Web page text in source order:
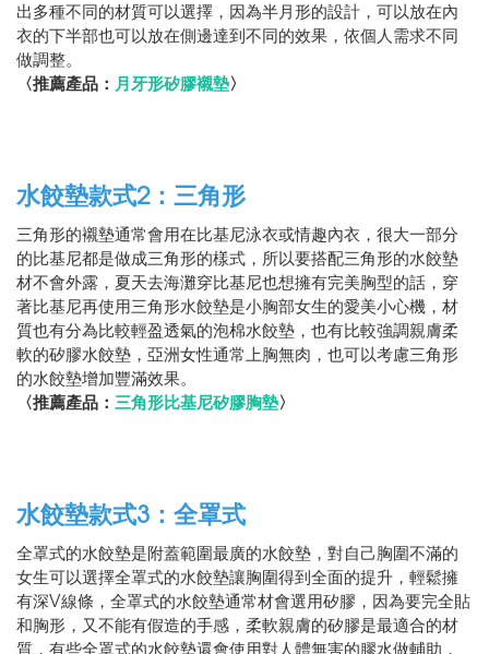
出多種不同的材質可以選擇，因為半月形的設計，可以放在內
衣的下半部也可以放在側邊達到不同的效果，依個人需求不同
做調整。
〈推薦產品： 月牙形矽膠襯墊〉
水餃墊款式2：三角形
三角形的襯墊通常會用在比基尼泳衣或情趣內衣，很大一部分
的比基尼都是做成三角形的樣式，所以要搭配三角形的水餃墊
材不會外露，夏天去海灘穿比基尼也想擁有完美胸型的話，穿
著比基尼再使用三角形水餃墊是小胸部女生的愛美小心機，材
質也有分為比較輕盈透氣的泡棉水餃墊，也有比較強調親膚柔
軟的矽膠水餃墊，亞洲女性通常上胸無肉，也可以考慮三角形
的水餃墊增加豐滿效果。
〈推薦產品： 三角形比基尼矽膠胸墊〉
水餃墊款式3：全罩式
全罩式的水餃墊是附蓋範圍最廣的水餃墊，對自己胸圍不滿的
女生可以選擇全罩式的水餃墊讓胸圍得到全面的提升，輕鬆擁
有深V線條，全罩式的水餃墊通常材會選用矽膠，因為要完全貼
和胸形，又不能有假造的手感，柔軟親膚的矽膠是最適合的材
質，有些全罩式的水餃墊還會使用對人體無害的膠水做輔助，